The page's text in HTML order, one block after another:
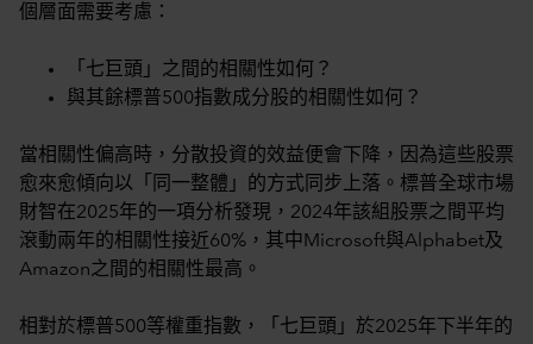
個層面需要考慮：
「七巨頭」之間的相關性如何？
與其餘標普500指數成分股的相關性如何？
當相關性偏高時，分散投資的效益便會下降，因為這些股票
愈來愈傾向以「同一整體」的方式同步上落。標普全球市場
財智在2025年的一項分析發現，2024年該組股票之間平均
滾動兩年的相關性接近60%，其中Microsoft與Alphabet及
Amazon之間的相關性最高。
相對於標普500等權重指數，「七巨頭」於2025年下半年的